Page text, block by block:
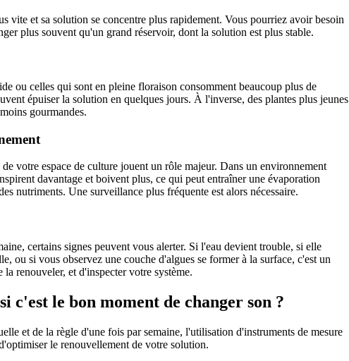
vite et sa solution se concentre plus rapidement. Vous pourriez avoir besoin
plus souvent qu'un grand réservoir, dont la solution est plus stable.
ou celles qui sont en pleine floraison consomment beaucoup plus de
épuiser la solution en quelques jours. À l'inverse, des plantes plus jeunes
gourmandes.
votre espace de culture jouent un rôle majeur. Dans un environnement
davantage et boivent plus, ce qui peut entraîner une évaporation
nutriments. Une surveillance plus fréquente est alors nécessaire.
certains signes peuvent vous alerter. Si l'eau devient trouble, si elle
ou si vous observez une couche d'algues se former à la surface, c'est un
renouveler, et d'inspecter votre système.
c'est le bon moment de changer son ?
et de la règle d'une fois par semaine, l'utilisation d'instruments de mesure
le renouvellement de votre solution.